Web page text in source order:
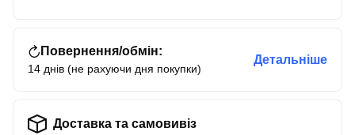
Повернення/обмін:
14 днів (не рахуючи дня покупки)
Детальніше
Доставка та самовивіз